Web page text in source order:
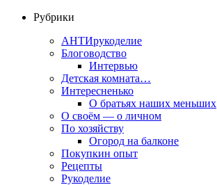
Рубрики
АНТИрукоделие
Блоговодство
Интервью
Детская комната…
Интересненько
О братьях наших меньших
О своём — о личном
По хозяйству
Огород на балконе
Покупкин опыт
Рецепты
Рукоделие